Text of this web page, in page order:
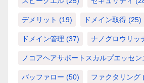
デメリット (19) ドメイン取得 (25)
ドメイン管理 (37) ナノグロウリッ
ノコアヘアサポートスカルプエッセン
バッファロー (50) ファクタリング